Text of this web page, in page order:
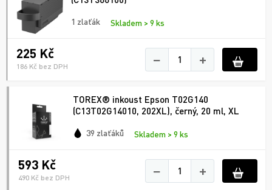
1 zlaťák Skladem > 9 ks
225 Kč
186 Kč bez DPH − +
TOREX® inkoust Epson T02G140
(C13T02G14010, 202XL), černý, 20 ml, XL
39 zlaťáků Skladem > 9 ks
593 Kč
490 Kč bez DPH − +